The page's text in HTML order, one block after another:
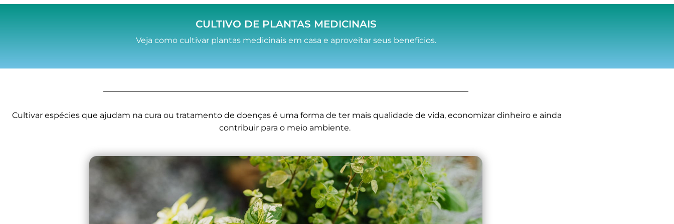
CULTIVO DE PLANTAS MEDICINAIS
Veja como cultivar plantas medicinais em casa e aproveitar seus benefícios.
Cultivar espécies que ajudam na cura ou tratamento de doenças é uma forma de ter mais qualidade de vida, economizar dinheiro e ainda
contribuir para o meio ambiente.